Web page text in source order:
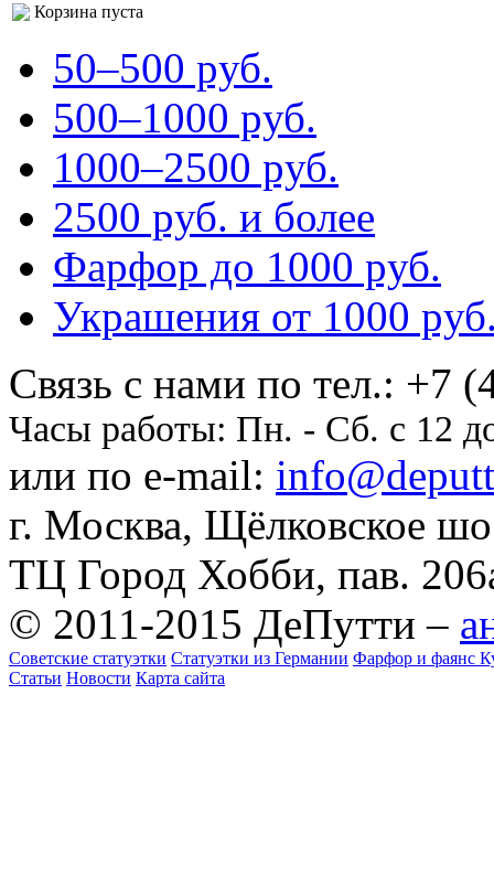
Корзина пуста
50–500 pуб.
500–1000 pуб.
1000–2500 pуб.
2500 pуб. и более
Фарфор до 1000 pуб.
Украшения от 1000
Cвязь с нами по тел.: +7
Часы работы: Пн. - Сб. с 12
или по e-mail:
г. Москва, Щёлковское
ТЦ Город Хобби, пав.
© 2011-2015 ДеПутти –
Советские статуэтки Статуэтки из Германии Фарфор и фаянс
Статьи Новости Карта сайта